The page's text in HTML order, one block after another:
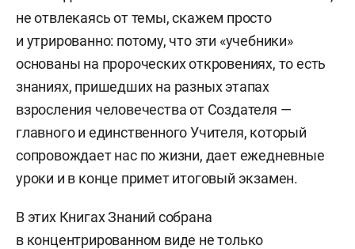
не отвлекаясь от темы, скажем просто
и утрированно: потому, что эти «учебники»
основаны на пророческих откровениях, то есть
знаниях, пришедших на разных этапах
взросления человечества от Создателя —
главного и единственного Учителя, который
сопровождает нас по жизни, дает ежедневные
уроки и в конце примет итоговый экзамен.
В этих Книгах Знаний собрана
в концентрированном виде не только